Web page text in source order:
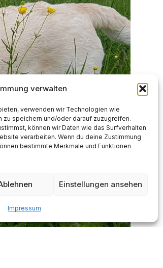
verwalten
verwenden wir Technologien wie
zu speichern und/oder darauf zuzugreifen.
können wir Daten wie das Surfverhalten
verarbeiten. Wenn du deine Zustimmung
bestimmte Merkmale und Funktionen
Einstellungen ansehen
Impressum